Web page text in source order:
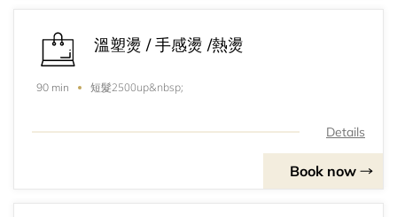
溫塑燙 / 手感燙 /熱燙
90 min 短髮2500up&nbsp;
Details
Book now